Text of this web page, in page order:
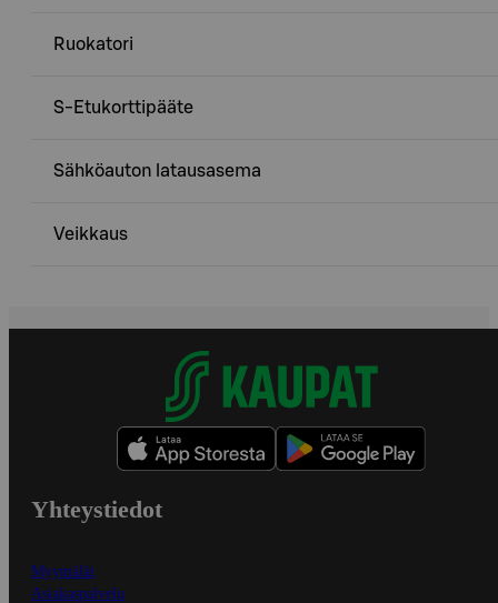
Ruokatori
S-Etukorttipääte
Sähköauton latausasema
Veikkaus
Yhteystiedot
Myymälät
Asiakaspalvelu